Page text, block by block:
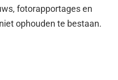
fotorapportages en
ophouden te bestaan.